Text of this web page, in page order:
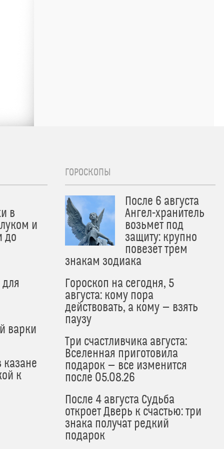
в
и
до
варки
к
ГОРОСКОПЫ
После 6 августа
Ангел-хранитель
возьмет под
защиту: крупно
повезет трем
знакам зодиака
Гороскоп на сегодня, 5
августа: кому пора
действовать, а кому — взять
паузу
Три счастливчика августа:
Вселенная приготовила
подарок — все изменится
после 05.08.26
После 4 августа Судьба
откроет Дверь к счастью: три
знака получат редкий
подарок